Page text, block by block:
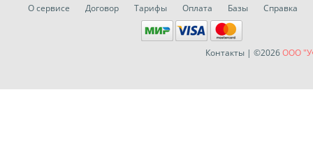
О сервисе Договор Тарифы Оплата Базы Справка
Контакты | ©2026ООО